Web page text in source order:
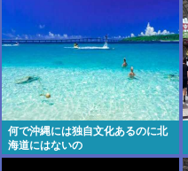
何で沖縄には独自文化あるのに北
海道にはないの